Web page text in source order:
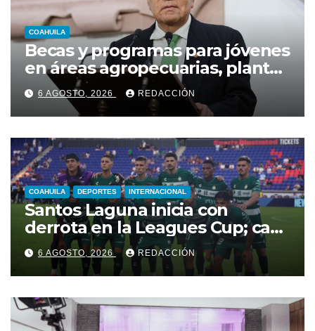
COAHUILA
Becas y programas para jóvenes
en áreas agropecuarias, plantea
Raúl Onofre
6 AGOSTO, 2026 REDACCIÓN
COAHUILA DEPORTES INTERNACIONAL
Santos Laguna inicia con
derrota en la Leagues Cup; cae
2-0 ante New York City FC
6 AGOSTO, 2026 REDACCIÓN